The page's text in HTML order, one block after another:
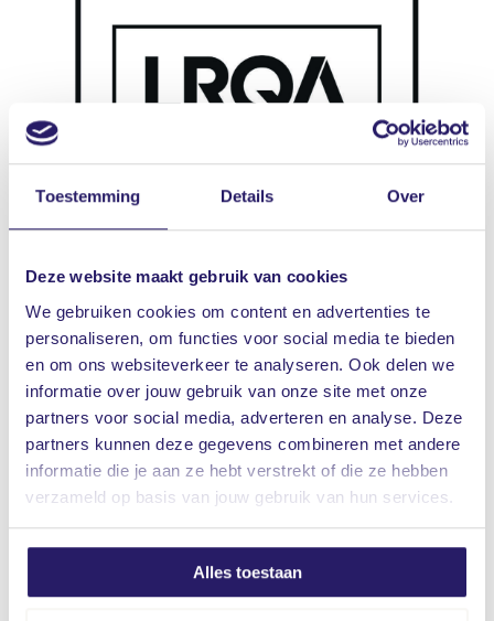
Toestemming Details Over
Deze website maakt gebruik van cookies
We gebruiken cookies om content en advertenties te
personaliseren, om functies voor social media te bieden
en om ons websiteverkeer te analyseren. Ook delen we
informatie over jouw gebruik van onze site met onze
partners voor social media, adverteren en analyse. Deze
partners kunnen deze gegevens combineren met andere
informatie die je aan ze hebt verstrekt of die ze hebben
verzameld op basis van jouw gebruik van hun services.
Alles toestaan
Controle van het ISO-certificaat
Voorafgaand aan de certificering vinden er twee
auditbezoeken van een aantal dagen plaats. Vervolgens
worden we (half)jaarlijks door een externe partij getoetst
om te beoordelen of we blijven voldoen aan de eisen van